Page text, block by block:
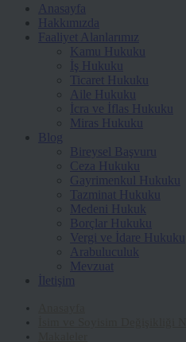
Anasayfa
Hakkımızda
Faaliyet Alanlarımız
Kamu Hukuku
İş Hukuku
Ticaret Hukuku
Aile Hukuku
İcra ve İflas Hukuku
Miras Hukuku
Blog
Bireysel Başvuru
Ceza Hukuku
Gayrimenkul Hukuku
Tazminat Hukuku
Medeni Hukuk
Borçlar Hukuku
Vergi ve İdare Hukuku
Arabuluculuk
Mevzuat
İletişim